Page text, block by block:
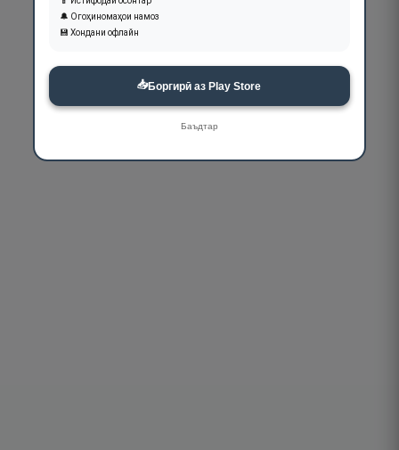
🔔 Огоҳиномаҳои намоз
💾 Хондани офлайн
📥Боргирӣ аз Play Store
Баъдтар